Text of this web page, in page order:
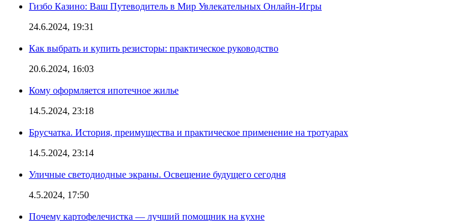
Гизбо Казино: Ваш Путеводитель в Мир Увлекательных Онлайн-Игры
24.6.2024, 19:31
Как выбрать и купить резисторы: практическое руководство
20.6.2024, 16:03
Кому оформляется ипотечное жилье
14.5.2024, 23:18
Брусчатка. История, преимущества и практическое применение на тротуарах
14.5.2024, 23:14
Уличные светодиодные экраны. Освещение будущего сегодня
4.5.2024, 17:50
Почему картофелечистка — лучший помощник на кухне